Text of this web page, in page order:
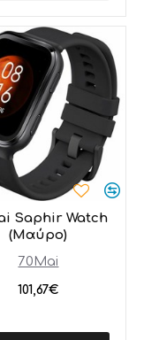
70Mai
Saphir Watch
(Μαύρο)
101,67€